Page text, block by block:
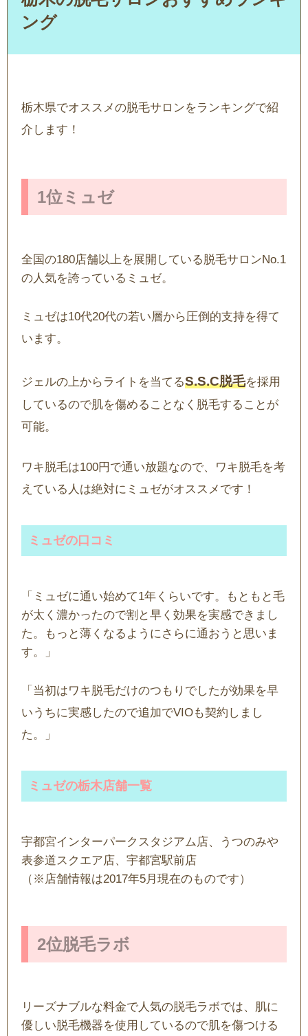
ング
栃木県でオススメの脱毛サロンをランキングで紹
介します！
1位ミュゼ
全国の180店舗以上を展開している脱毛サロンNo.1
の人気を誇っているミュゼ。
ミュゼは10代20代の若い層から圧倒的支持を得て
います。
ジェルの上からライトを当てるS.S.C脱毛を採用
しているので肌を傷めることなく脱毛することが
可能。
ワキ脱毛は100円で通い放題なので、ワキ脱毛を考
えている人は絶対にミュゼがオススメです！
ミュゼの口コミ
「ミュゼに通い始めて1年くらいです。もともと毛
が太く濃かったので割と早く効果を実感できまし
た。もっと薄くなるようにさらに通おうと思いま
す。」
「当初はワキ脱毛だけのつもりでしたが効果を早
いうちに実感したので追加でVIOも契約しまし
た。」
ミュゼの栃木店舗一覧
宇都宮インターパークスタジアム店、うつのみや
表参道スクエア店、宇都宮駅前店
（※店舗情報は2017年5月現在のものです）
2位脱毛ラボ
リーズナブルな料金で人気の脱毛ラボでは、肌に
優しい脱毛機器を使用しているので肌を傷つける